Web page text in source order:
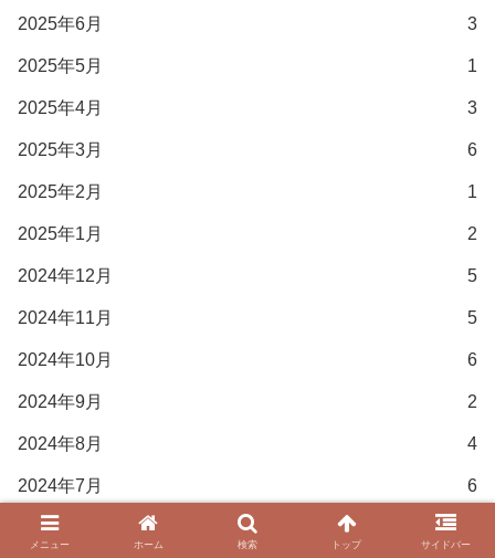
2025年6月 3
2025年5月 1
2025年4月 3
2025年3月 6
2025年2月 1
2025年1月 2
2024年12月 5
2024年11月 5
2024年10月 6
2024年9月 2
2024年8月 4
2024年7月 6
2024年6月
メニュー ホーム 検索 トップ サイドバー